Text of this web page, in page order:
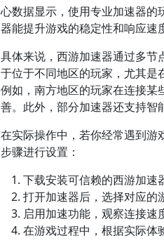
心数据显示，使用专业加速器的
器能提升游戏的稳定性和响应速
具体来说，西游加速器通过多节
于位于不同地区的玩家，尤其是
例如，南方地区的玩家在连接某
善。此外，部分加速器还支持智
在实际操作中，若你经常遇到游
步骤进行设置：
下载安装可信赖的西游加速
打开加速器后，选择对应的
启用加速功能，观察连接速
在游戏过程中，根据实际体